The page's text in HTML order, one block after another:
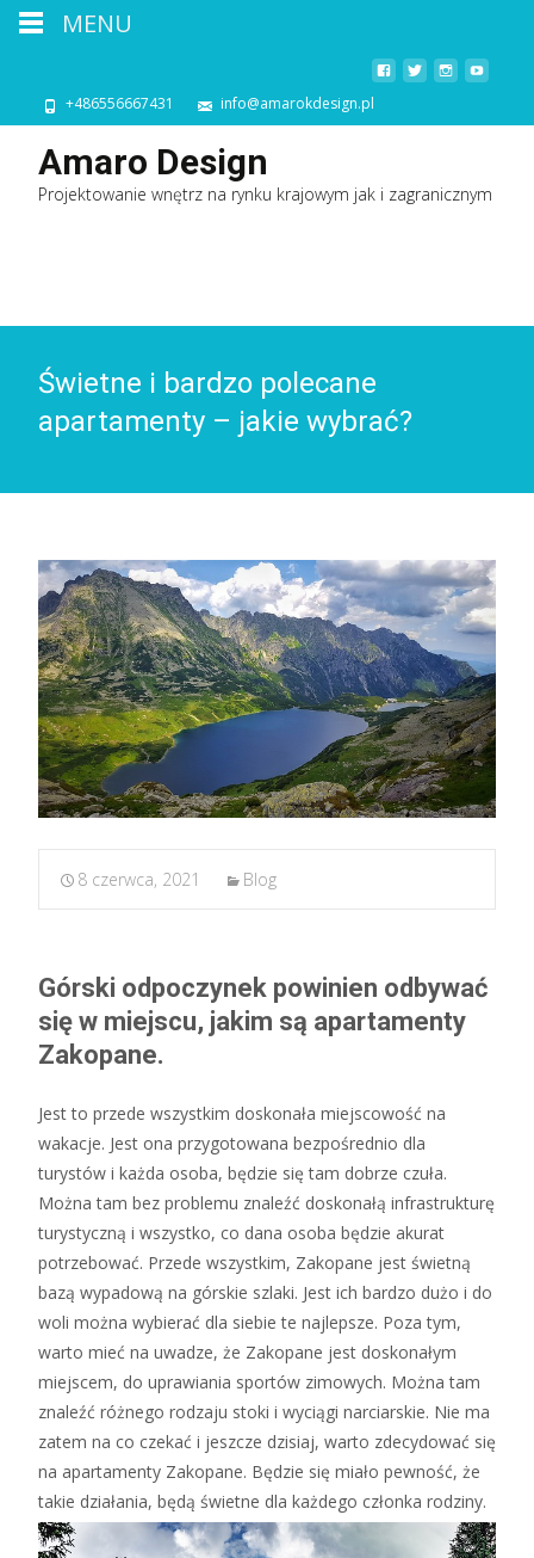
+486556667431 info@amarokdesign.pl
Amaro Design
Projektowanie wnętrz na rynku krajowym jak i zagranicznym
Świetne i bardzo polecane
apartamenty – jakie wybrać?
8 czerwca, 2021 Blog
Górski odpoczynek powinien odbywać
się w miejscu, jakim są apartamenty
Zakopane.
Jest to przede wszystkim doskonała miejscowość na
wakacje. Jest ona przygotowana bezpośrednio dla
turystów i każda osoba, będzie się tam dobrze czuła.
Można tam bez problemu znaleźć doskonałą infrastrukturę
turystyczną i wszystko, co dana osoba będzie akurat
potrzebować. Przede wszystkim, Zakopane jest świetną
bazą wypadową na górskie szlaki. Jest ich bardzo dużo i do
woli można wybierać dla siebie te najlepsze. Poza tym,
warto mieć na uwadze, że Zakopane jest doskonałym
miejscem, do uprawiania sportów zimowych. Można tam
znaleźć różnego rodzaju stoki i wyciągi narciarskie. Nie ma
zatem na co czekać i jeszcze dzisiaj, warto zdecydować się
na apartamenty Zakopane. Będzie się miało pewność, że
takie działania, będą świetne dla każdego członka rodziny.
MENU